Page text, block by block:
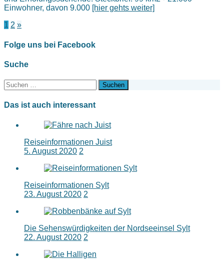
Einwohner, davon 9.000 [hier gehts weiter]
Seitennummerierung
der
1 2 »
Folge uns bei Facebook
Suche
Suchen
nach:
Das ist auch interessant
Reiseinformationen Juist
5. August 2020 2
Reiseinformationen Sylt
23. August 2020 2
Die Sehenswürdigkeiten der Nordseeinsel Sylt
22. August 2020 2